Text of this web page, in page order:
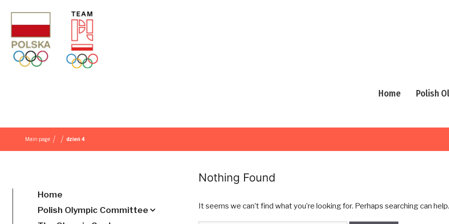
Home Polish
Main page / / dzień 4
Nothing Found
It seems we can’t find what you’re looking for. Perhaps searching can help.
Home
Polish Olympic Committee